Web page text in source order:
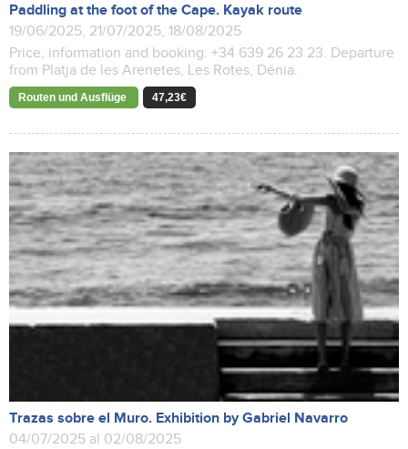
Paddling at the foot of the Cape. Kayak route
19/06/2025, 21/07/2025, 18/08/2025
Price, information and booking: +34 639 26 23 23. Departure
from Platja de les Arenetes, Les Rotes, Dénia.
Routen und Ausflüge 47,23€
Trazas sobre el Muro. Exhibition by Gabriel Navarro
04/07/2025 al 02/08/2025